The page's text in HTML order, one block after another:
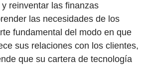
reinventar las finanzas
las necesidades de los
fundamental del modo en que
sus relaciones con los clientes,
que su cartera de tecnología